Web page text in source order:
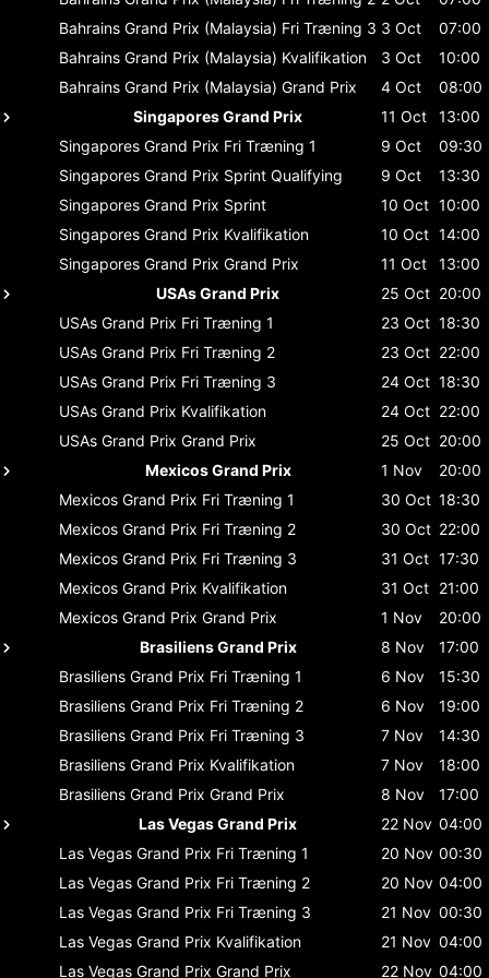
Bahrains Grand Prix (Malaysia) Fri Træning 3 3 Oct
07:00
Bahrains Grand Prix (Malaysia) Kvalifikation 3 Oct
10:00
Bahrains Grand Prix (Malaysia) Grand Prix 4 Oct
08:00
Singapores Grand Prix
11 Oct
13:00
Singapores Grand Prix Fri Træning 1 9 Oct
09:30
Singapores Grand Prix Sprint Qualifying 9 Oct
13:30
Singapores Grand Prix Sprint 10 Oct 10:00
Singapores Grand Prix Kvalifikation 10 Oct 14:00
Singapores Grand Prix Grand Prix 11 Oct
13:00
USAs Grand Prix
25 Oct 20:00
USAs Grand Prix Fri Træning 1 23 Oct 18:30
USAs Grand Prix Fri Træning 2 23 Oct 22:00
USAs Grand Prix Fri Træning 3 24 Oct 18:30
USAs Grand Prix Kvalifikation 24 Oct 22:00
USAs Grand Prix Grand Prix 25 Oct 20:00
Mexicos Grand Prix
1 Nov
20:00
Mexicos Grand Prix Fri Træning 1 30 Oct 18:30
Mexicos Grand Prix Fri Træning 2 30 Oct 22:00
Mexicos Grand Prix Fri Træning 3 31 Oct 17:30
Mexicos Grand Prix Kvalifikation 31 Oct 21:00
Mexicos Grand Prix Grand Prix 1 Nov
20:00
Brasiliens Grand Prix
8 Nov
17:00
Brasiliens Grand Prix Fri Træning 1 6 Nov
15:30
Brasiliens Grand Prix Fri Træning 2 6 Nov
19:00
Brasiliens Grand Prix Fri Træning 3 7 Nov
14:30
Brasiliens Grand Prix Kvalifikation 7 Nov
18:00
Brasiliens Grand Prix Grand Prix 8 Nov
17:00
Las Vegas Grand Prix
22 Nov 04:00
Las Vegas Grand Prix Fri Træning 1 20 Nov 00:30
Las Vegas Grand Prix Fri Træning 2 20 Nov 04:00
Las Vegas Grand Prix Fri Træning 3 21 Nov 00:30
Las Vegas Grand Prix Kvalifikation 21 Nov 04:00
Las Vegas Grand Prix Grand Prix 22 Nov 04:00